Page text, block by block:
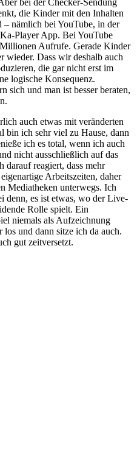
bei der Checker-Sendung
die Kinder mit den Inhalten
– nämlich bei YouTube, in der
Player App. Bei YouTube
Aufrufe. Gerade Kinder
wieder. Dass wir deshalb auch
die gar nicht erst im
logische Konsequenz.
sich und man ist besser beraten,
auch etwas mit veränderten
bin ich sehr viel zu Hause, dann
ich es total, wenn ich auch
nicht ausschließlich auf das
darauf reagiert, dass mehr
Arbeitszeiten, daher
Mediatheken unterwegs. Ich
denn, es ist etwas, wo der Live-
Rolle spielt. Ein
niemals als Aufzeichnung
und dann sitze ich da auch.
gut zeitversetzt.